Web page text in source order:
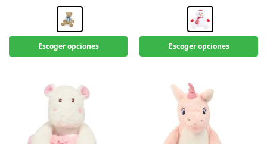
Escoger opciones Escoger opciones